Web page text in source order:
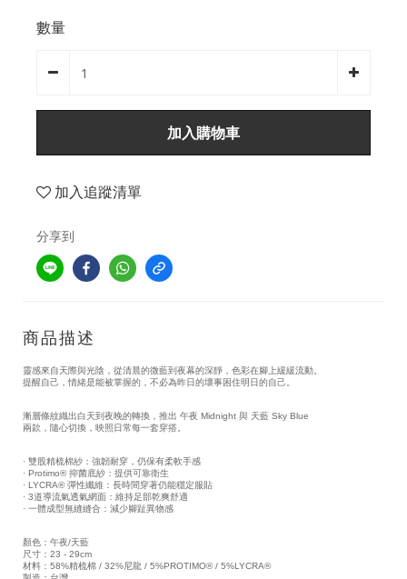
數量
加入購物車
加入追蹤清單
分享到
商品描述
靈感來自天際與光陰，從清晨的微藍到夜幕的深靜，色彩在腳上緩緩流動。
提醒自己，情緒是能被掌握的，不必為昨日的壞事困住明日的自己。
漸層條紋織出白天到夜晚的轉換，推出 午夜 Midnight 與 天藍 Sky Blue
兩款，隨心切換，映照日常每一套穿搭。
· 雙股精梳棉紗：強韌耐穿，仍保有柔軟手感
· Protimo® 抑菌底紗：提供可靠衛生
· LYCRA® 彈性纖維：長時間穿著仍能穩定服貼
· 3道導流氣透氣網面：維持足部乾爽舒適
· 一體成型無縫縫合：減少腳趾異物感
顏色：午夜/天藍
尺寸：23 - 29cm
材料：58%精梳棉 / 32%尼龍 / 5%PROTIMO® / 5%LYCRA®